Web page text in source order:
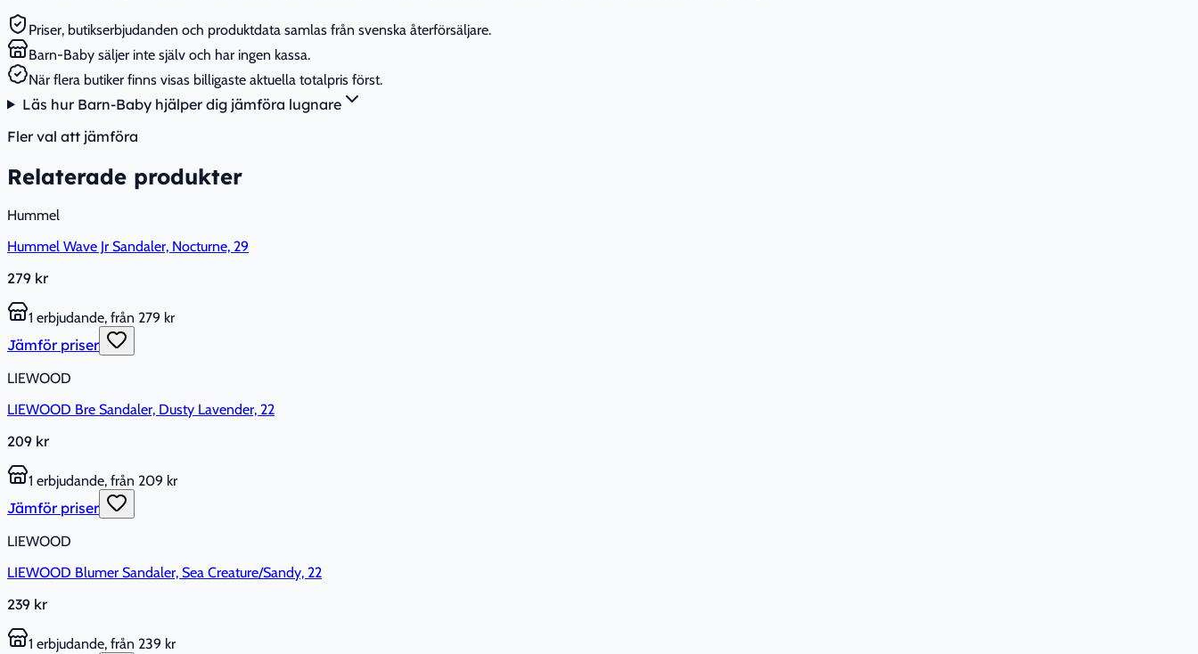
Priser, butikserbjudanden och produktdata samlas från svenska återförsäljare.
Barn-Baby säljer inte själv och har ingen kassa.
När flera butiker finns visas billigaste aktuella totalpris först.
Läs hur Barn-Baby hjälper dig jämföra lugnare
Fler val att jämföra
Relaterade produkter
Hummel
Hummel Wave Jr Sandaler, Nocturne, 29
279 kr
1 erbjudande, från 279 kr
Jämför priser
LIEWOOD
LIEWOOD Bre Sandaler, Dusty Lavender, 22
209 kr
1 erbjudande, från 209 kr
Jämför priser
LIEWOOD
LIEWOOD Blumer Sandaler, Sea Creature/Sandy, 22
239 kr
1 erbjudande, från 239 kr